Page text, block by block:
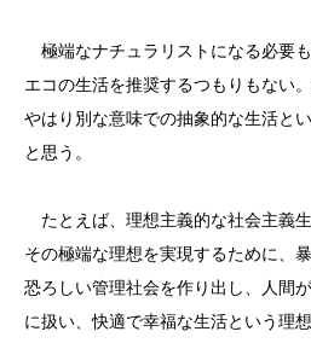
極端なナチュラリストになる必要
エコの生活を推奨するつもりもない
やはり別な意味での抽象的な生活と
と思う。
たとえば、理想主義的な社会主義
その極端な理想を実現するために、
恐ろしい管理社会を作り出し、人間
に扱い、快適で幸福な生活という理